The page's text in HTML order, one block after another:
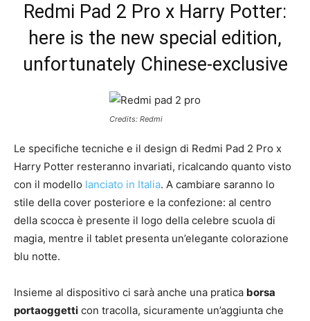
Redmi Pad 2 Pro x Harry Potter:
here is the new special edition,
unfortunately Chinese-exclusive
Credits: Redmi
Le specifiche tecniche e il design di Redmi Pad 2 Pro x
Harry Potter resteranno invariati, ricalcando quanto visto
con il modello lanciato in Italia. A cambiare saranno lo
stile della cover posteriore e la confezione: al centro
della scocca è presente il logo della celebre scuola di
magia, mentre il tablet presenta un’elegante colorazione
blu notte.
Insieme al dispositivo ci sarà anche una pratica borsa
portaoggetti con tracolla, sicuramente un’aggiunta che